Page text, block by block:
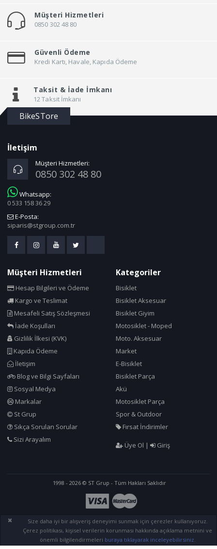
Müşteri Hizmetleri
0850 302 48 80
Güvenli Ödeme
Kredi Kartı, Havale, Kapıda Ödeme
Taksit & İade İmkanı
12 Taksit İmkanı
BikeSTore
İletişim
Müşteri Hizmetleri:
0850 302 48 80
Whatsapp:
0 533 158 36 29
E-Posta:
siparis@stgroup.com.tr
Müşteri Hizmetleri
Hesap Bilgileri ve Ödeme
Kargo ve Teslimat
Mesafeli Satış Sözleşmesi
İade Koşulları
Gizlilik İlkesi (KVK)
Kapıda Ödeme
İletişim
Blog ve Bilgi Sayfaları
Sosyal Medya
Markalar
St Grup
Sıkça Sorulan Sorular
Sizi Arayalım
Kategoriler
Bisiklet
Bisiklet Aksesuar
Bisiklet Giyim
Motosiklet - Moped
Moto. Aksesuar
Market
E-Bisiklet
Bisiklet Parça
Akü
Motosiklet Parça
Spor & Outdoor
Fırsat İndirimler
Üye Ol | Giriş
1998 - 2026 © ST Grup - Tüm Hakları Saklıdır
Size daha iyi bir alışveriş deneyimi sunmak için çerezler kullanıyoruz.
Çerez politikası, kişisel verilerin korunması hakkında açıklama metnini ve
önemli bilgilendirmeleri buraya tıklayarak inceleyebilirsiniz.
×